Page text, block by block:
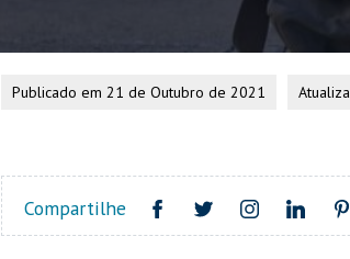
Publicado em 21 de Outubro de 2021
Compartilhe